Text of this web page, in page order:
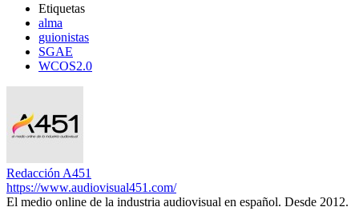
Etiquetas
alma
guionistas
SGAE
WCOS2.0
Redacción A451
https://www.audiovisual451.com/
El medio online de la industria audiovisual en español. Desde 2012.